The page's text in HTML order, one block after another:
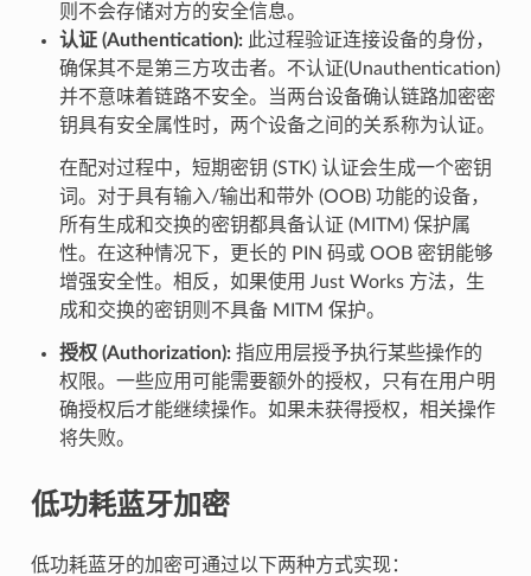
则不会存储对方的安全信息。
认证 (Authentication):此过程验证连接设备的身份，
确保其不是第三方攻击者。不认证(Unauthentication)
并不意味着链路不安全。当两台设备确认链路加密密
钥具有安全属性时，两个设备之间的关系称为认证。
在配对过程中，短期密钥 (STK) 认证会生成一个密钥
词。对于具有输入/输出和带外 (OOB) 功能的设备，
所有生成和交换的密钥都具备认证 (MITM) 保护属
性。在这种情况下，更长的 PIN 码或 OOB 密钥能够
增强安全性。相反，如果使用 Just Works 方法，生
成和交换的密钥则不具备 MITM 保护。
授权 (Authorization):指应用层授予执行某些操作的
权限。一些应用可能需要额外的授权，只有在用户明
确授权后才能继续操作。如果未获得授权，相关操作
将失败。
低功耗蓝牙加密
低功耗蓝牙的加密可通过以下两种方式实现：